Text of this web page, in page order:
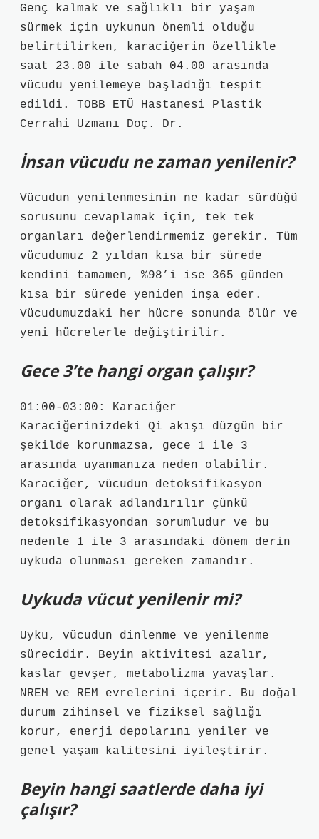
Genç kalmak ve sağlıklı bir yaşam
sürmek için uykunun önemli olduğu
belirtilirken, karaciğerin özellikle
saat 23.00 ile sabah 04.00 arasında
vücudu yenilemeye başladığı tespit
edildi. TOBB ETÜ Hastanesi Plastik
Cerrahi Uzmanı Doç. Dr.
İnsan vücudu ne zaman yenilenir?
Vücudun yenilenmesinin ne kadar sürdüğü
sorusunu cevaplamak için, tek tek
organları değerlendirmemiz gerekir. Tüm
vücudumuz 2 yıldan kısa bir sürede
kendini tamamen, %98’i ise 365 günden
kısa bir sürede yeniden inşa eder.
Vücudumuzdaki her hücre sonunda ölür ve
yeni hücrelerle değiştirilir.
Gece 3’te hangi organ çalışır?
01:00-03:00: Karaciğer
Karaciğerinizdeki Qi akışı düzgün bir
şekilde korunmazsa, gece 1 ile 3
arasında uyanmanıza neden olabilir.
Karaciğer, vücudun detoksifikasyon
organı olarak adlandırılır çünkü
detoksifikasyondan sorumludur ve bu
nedenle 1 ile 3 arasındaki dönem derin
uykuda olunması gereken zamandır.
Uykuda vücut yenilenir mi?
Uyku, vücudun dinlenme ve yenilenme
sürecidir. Beyin aktivitesi azalır,
kaslar gevşer, metabolizma yavaşlar.
NREM ve REM evrelerini içerir. Bu doğal
durum zihinsel ve fiziksel sağlığı
korur, enerji depolarını yeniler ve
genel yaşam kalitesini iyileştirir.
Beyin hangi saatlerde daha iyi
çalışır?